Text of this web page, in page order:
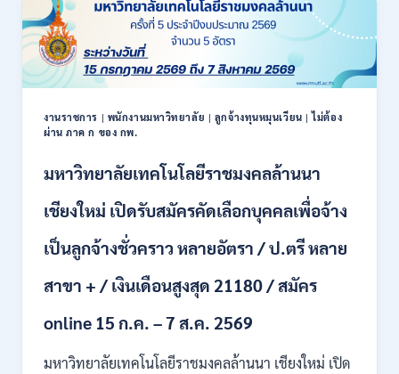
พนักงาน
ราชการ
รูป
แบบ
พิเศษ
อัตรา
/
และ
หลาย
+
/
เงิน
เดือน
–
/
งานราชการ | พนักงานมหาวิทยาลัย | ลูกจ้างทุนหมุนเวียน |ไม่ต้อง
ผ่าน ภาค ก ของ กพ.
มหาวิทยาลัยเทคโนโลยีราชมงคลล้านนา
เชียงใหม่ เปิดรับสมัครคัดเลือกบุคคลเพื่อจ้าง
เป็นลูกจ้างชั่วคราว หลายอัตรา / ป.ตรี หลาย
สาขา + / เงินเดือนสูงสุด 21180 / สมัคร
online 15 ก.ค. – 7 ส.ค. 2569
มหาวิทยาลัยเทคโนโลยีราชมงคลล้านนา เชียงใหม่ เปิด